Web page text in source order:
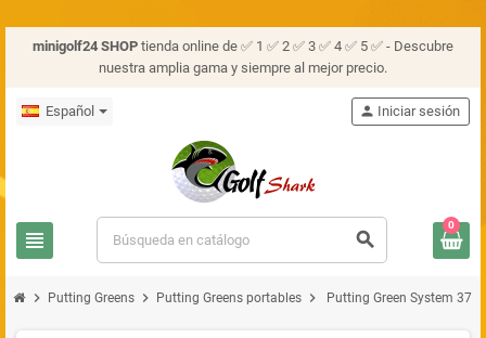
minigolf24 SHOP tienda online de ✅ 1 ✅ 2 ✅ 3 ✅ 4 ✅ 5 ✅ - Descubre
nuestra amplia gama y siempre al mejor precio.
Español
view_headline search
person Iniciar sesión
0
chevron_right Putting Greens chevron_right Putting Greens portables chevron_right Putting Green System 37